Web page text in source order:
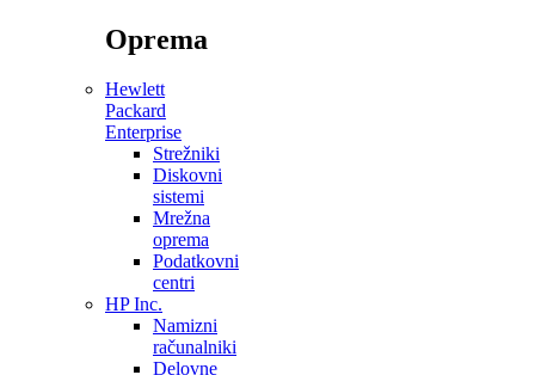
Oprema
Hewlett
Packard
Enterprise
Strežniki
Diskovni
sistemi
Mrežna
oprema
Podatkovni
centri
HP Inc.
Namizni
računalniki
Delovne